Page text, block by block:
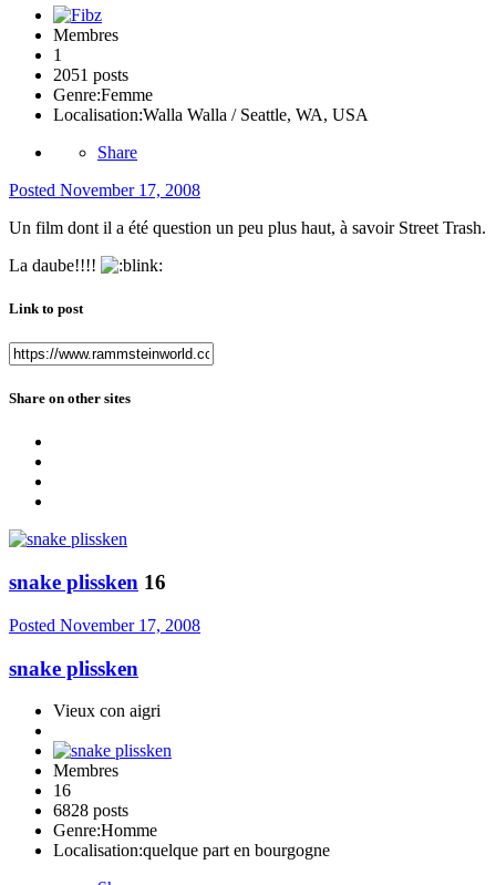
Membres
1
2051 posts
Genre:Femme
Localisation:Walla Walla / Seattle, WA, USA
Share
Posted November 17, 2008
Un film dont il a été question un peu plus haut, à savoir Street Trash.
La daube!!!!
Link to post
Share on other sites
snake plissken 16
Posted November 17, 2008
snake plissken
Vieux con aigri
Membres
16
6828 posts
Genre:Homme
Localisation:quelque part en bourgogne